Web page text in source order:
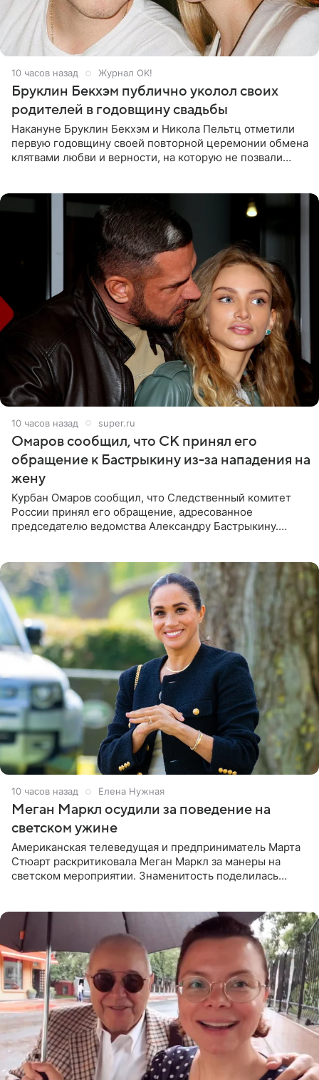
10 часов назад Журнал OK!
Бруклин Бекхэм публично уколол своих
родителей в годовщину свадьбы
Накануне Бруклин Бекхэм и Никола Пельтц отметили
первую годовщину своей повторной церемонии обмена
клятвами любви и верности, на которую не позвали
10 часов назад super.ru
Омаров сообщил, что СК принял его
обращение к Бастрыкину из-за нападения на
жену
Курбан Омаров сообщил, что Следственный комитет
России принял его обращение, адресованное
председателю ведомства Александру Бастрыкину.
10 часов назад Елена Нужная
Меган Маркл осудили за поведение на
светском ужине
Американская телеведущая и предприниматель Марта
Стюарт раскритиковала Меган Маркл за манеры на
светском мероприятии. Знаменитость поделилась